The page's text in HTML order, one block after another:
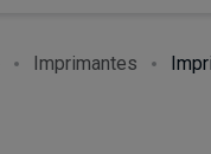
Imprimantes